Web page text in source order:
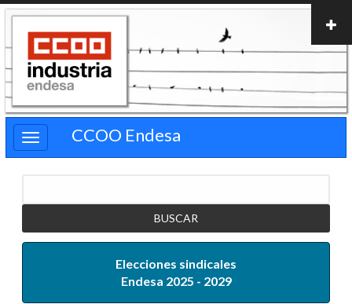
Pasar
contenido
principal
CCOO Endesa
Elecciones sindicales
Endesa 2025 - 2029